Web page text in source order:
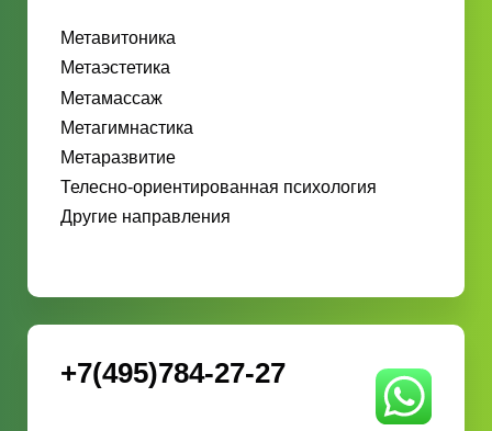
Метавитоника
Метаэстетика
Метамассаж
Метагимнастика
Метаразвитие
Телесно-ориентированная психология
Другие направления
+7(495)784-27-27